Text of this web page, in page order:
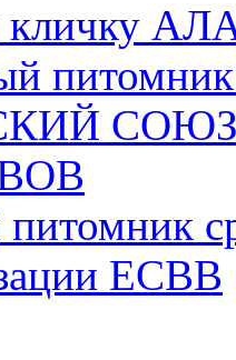
кличку
ЕСВВ